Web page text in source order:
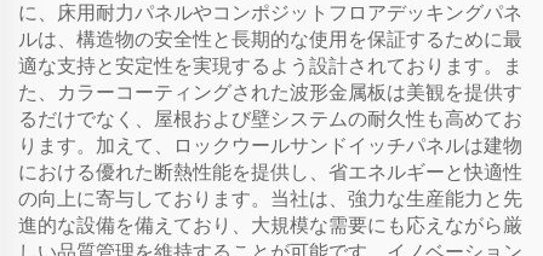
に、床用耐力パネルやコンポジットフロアデッキングパネ
ルは、構造物の安全性と長期的な使用を保証するために最
適な支持と安定性を実現するよう設計されております。ま
た、カラーコーティングされた波形金属板は美観を提供す
るだけでなく、屋根および壁システムの耐久性も高めてお
ります。加えて、ロックウールサンドイッチパネルは建物
における優れた断熱性能を提供し、省エネルギーと快適性
の向上に寄与しております。当社は、強力な生産能力と先
進的な設備を備えており、大規模な需要にも応えながら厳